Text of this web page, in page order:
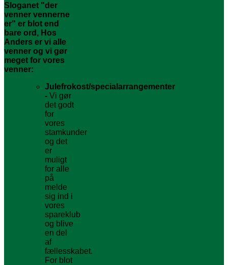
Sloganet "der
venner vennerne
er" er blot end
bare ord, Hos
Anders er vi alle
venner og vi gør
meget for vores
venner:
Julefrokost/specialarrangementer
- Vi gør
det godt
for
vores
stamkunder
og det
er
muligt
for alle
på
melde
sig ind i
vores
spareklub
og blive
en del
af
fællesskabet.
For blot